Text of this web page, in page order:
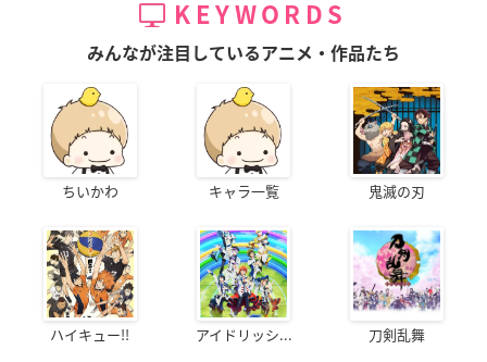
KEYWORDS
みんなが注目しているアニメ・作品たち
ちいかわ キャラ一覧 鬼滅の刃
ハイキュー!! アイドリッシ... 刀剣乱舞